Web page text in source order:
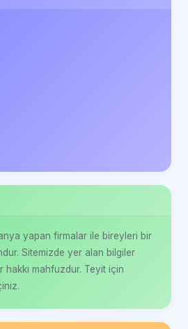
yapan firmalar ile bireyleri bir
Sitemizde yer alan bilgiler
hakkı mahfuzdur. Teyit için